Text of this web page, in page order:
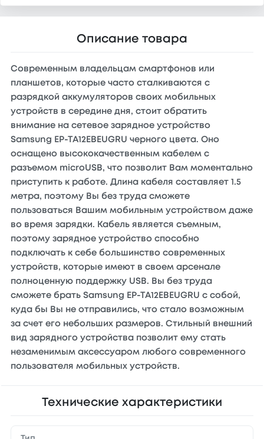
Описание товара
Современным владельцам смартфонов или
планшетов, которые часто сталкиваются с
разрядкой аккумуляторов своих мобильных
устройств в середине дня, стоит обратить
внимание на сетевое зарядное устройство
Samsung EP-TA12EBEUGRU черного цвета. Оно
оснащено высококачественным кабелем с
разъемом microUSB, что позволит Вам моментально
приступить к работе. Длина кабеля составляет 1.5
метра, поэтому Вы без труда сможете
пользоваться Вашим мобильным устройством даже
во время зарядки. Кабель является съемным,
поэтому зарядное устройство способно
подключать к себе большинство современных
устройств, которые имеют в своем арсенале
полноценную поддержку USB. Вы без труда
сможете брать Samsung EP-TA12EBEUGRU с собой,
куда бы Вы не отправились, что стало возможным
за счет его небольших размеров. Стильный внешний
вид зарядного устройства позволит ему стать
незаменимым аксессуаром любого современного
пользователя мобильных устройств.
Технические характеристики